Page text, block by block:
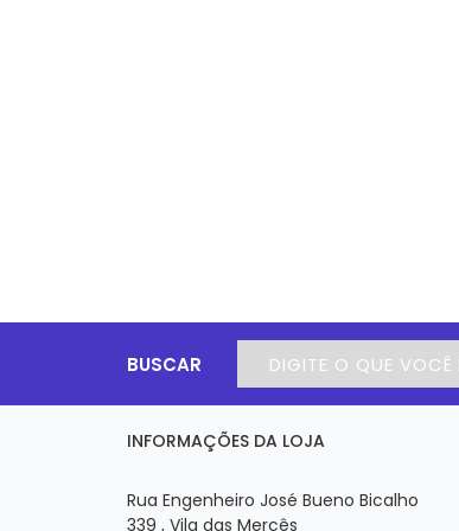
BUSCAR
INFORMAÇÕES DA LOJA
Rua Engenheiro José Bueno Bicalho
339 , Vila das Mercês